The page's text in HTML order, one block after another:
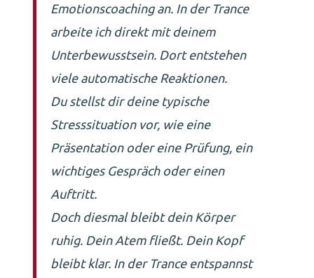
Emotionscoaching an. In der Trance
arbeite ich direkt mit deinem
Unterbewusstsein. Dort entstehen
viele automatische Reaktionen.
Du stellst dir deine typische
Stresssituation vor, wie eine
Präsentation oder eine Prüfung, ein
wichtiges Gespräch oder einen
Auftritt.
Doch diesmal bleibt dein Körper
ruhig. Dein Atem fließt. Dein Kopf
bleibt klar. In der Trance entspannst